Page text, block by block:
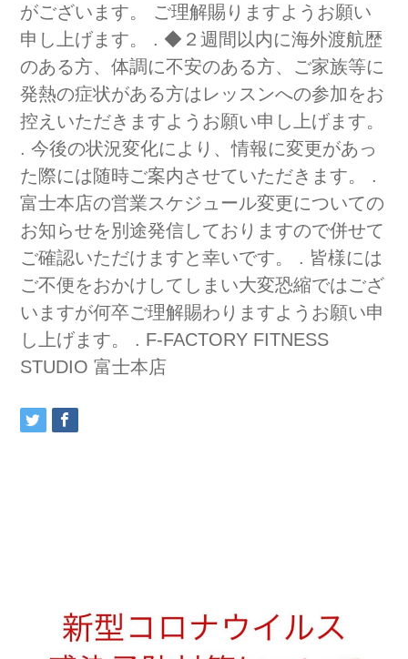
がございます。 ご理解賜りますようお願い
申し上げます。 . ◆２週間以内に海外渡航歴
のある方、体調に不安のある方、ご家族等に
発熱の症状がある方はレッスンへの参加をお
控えいただきますようお願い申し上げます。
. 今後の状況変化により、情報に変更があっ
た際には随時ご案内させていただきます。 .
富士本店の営業スケジュール変更についての
お知らせを別途発信しておりますので併せて
ご確認いただけますと幸いです。 . 皆様には
ご不便をおかけしてしまい大変恐縮ではござ
いますが何卒ご理解賜わりますようお願い申
し上げます。 . F-FACTORY FITNESS
STUDIO 富士本店